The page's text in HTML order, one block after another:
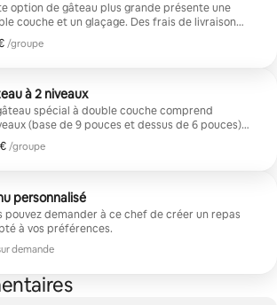
option de gâteau plus grande présente une
couche et un glaçage. Des frais de livraison
s'appliquer en fonction de l'adresse de
/groupe
par groupe
à 2 niveaux
spécial à double couche comprend
(base de 9 pouces et dessus de 6 pouces)
un glaçage élaboré. Le prix de départ pour cette
est de 300 $. Des frais de livraison peuvent
/groupe
par groupe
personnalisé
pouvez demander à ce chef de créer un repas
à vos préférences.
demande
2 commentaires